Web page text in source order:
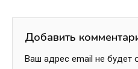
Добавить
Ваш адрес email не будет